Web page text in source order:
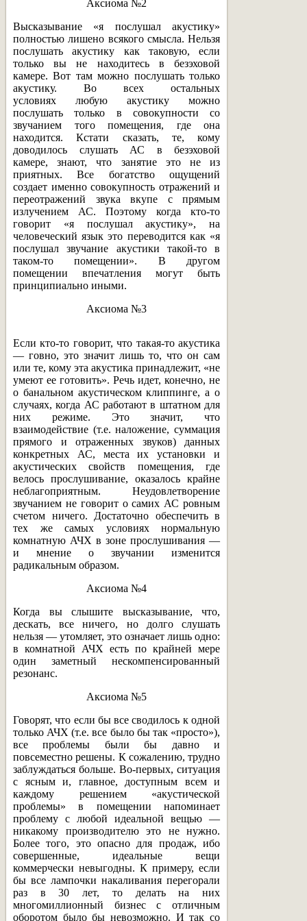
Аксиома №2
Высказывание «я послушал акустику»
полностью лишено всякого смысла. Нельзя
послушать акустику как таковую, если
только вы не находитесь в безэховой
камере. Вот там можно послушать только
акустику. Во всех остальных
условиях любую акустику можно
послушать только в совокупности со
звучанием того помещения, где она
находится. Кстати сказать, те, кому
доводилось слушать АС в безэховой
камере, знают, что занятие это не из
приятных. Все богатство ощущений
создает именно совокупность отражений и
переотражений звука вкупе с прямым
излучением АС. Поэтому когда кто-то
говорит «я послушал акустику», на
человеческий язык это переводится как «я
послушал звучание акустики такой-то в
таком-то помещении». В другом
помещении впечатления могут быть
принципиально иными.
Аксиома №3
Если кто-то говорит, что такая-то акустика
— говно, это значит лишь то, что он сам
или те, кому эта акустика принадлежит, «не
умеют ее готовить». Речь идет, конечно, не
о банальном акустическом клиппинге, а о
случаях, когда АС работают в штатном для
них режиме. Это значит, что
взаимодействие (т.е. наложение, суммация
прямого и отраженных звуков) данных
конкретных АС, места их установки и
акустических свойств помещения, где
велось прослушивание, оказалось крайне
неблагоприятным. Неудовлетворение
звучанием не говорит о самих АС ровным
счетом ничего. Достаточно обеспечить в
тех же самых условиях нормальную
комнатную АЧХ в зоне прослушивания —
и мнение о звучании изменится
радикальным образом.
Аксиома №4
Когда вы слышите высказывание, что,
дескать, все ничего, но долго слушать
нельзя — утомляет, это означает лишь одно:
в комнатной АЧХ есть по крайней мере
один заметный нескомпенсированный
резонанс.
Аксиома №5
Говорят, что если бы все сводилось к одной
только АЧХ (т.е. все было бы так «просто»),
все проблемы были бы давно и
повсеместно решены. К сожалению, трудно
заблуждаться больше. Во-первых, ситуация
с ясным и, главное, доступным всем и
каждому решением «акустической
проблемы» в помещении напоминает
проблему с любой идеальной вещью —
никакому производителю это не нужно.
Более того, это опасно для продаж, ибо
совершенные, идеальные вещи
коммерчески невыгодны. К примеру, если
бы все лампочки накаливания перегорали
раз в 30 лет, то делать на них
многомиллионный бизнес с отличным
оборотом было бы невозможно. И так со